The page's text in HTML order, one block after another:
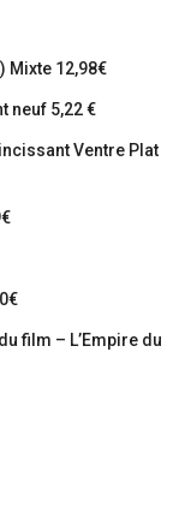
Mixte 12,98€
neuf 5,22 €
Ventre Plat
film – L’Empire du